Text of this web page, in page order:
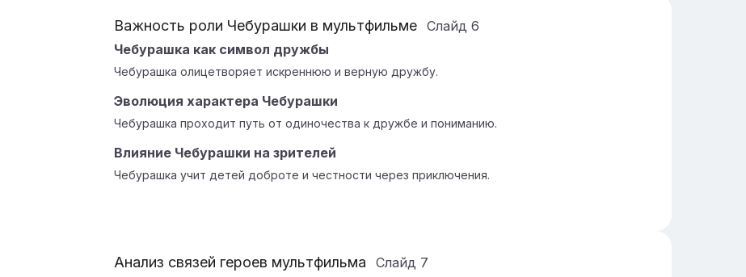
Важность роли Чебурашки в мультфильме Слайд 6
Чебурашка как символ дружбы
Чебурашка олицетворяет искреннюю и верную дружбу.
Эволюция характера Чебурашки
Чебурашка проходит путь от одиночества к дружбе и пониманию.
Влияние Чебурашки на зрителей
Чебурашка учит детей доброте и честности через приключения.
Анализ связей героев мультфильма Слайд 7